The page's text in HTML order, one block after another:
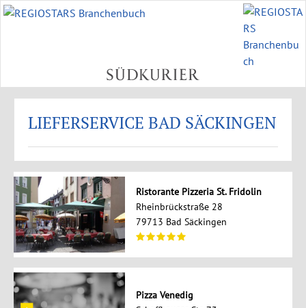
LIEFERSERVICE BAD SÄCKINGEN
Ristorante Pizzeria St. Fridolin
Rheinbrückstraße 28
79713 Bad Säckingen
Pizza Venedig